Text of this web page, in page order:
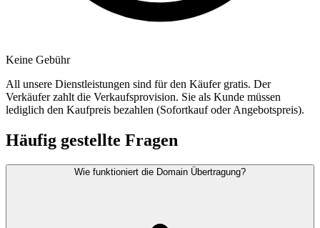
Keine Gebühr
All unsere Dienstleistungen sind für den Käufer gratis. Der
Verkäufer zahlt die Verkaufsprovision. Sie als Kunde müssen
lediglich den Kaufpreis bezahlen (Sofortkauf oder Angebotspreis).
Häufig gestellte Fragen
Wie funktioniert die Domain Übertragung?